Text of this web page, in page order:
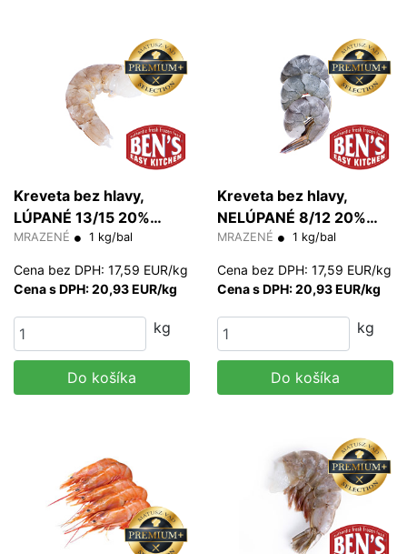
Kreveta bez hlavy,
LÚPANÉ 13/15 20%
glazúra (PD)
MRAZENÉ 1 kg/bal
Cena bez DPH: 17,59 EUR/kg
Cena s DPH: 20,93 EUR/kg
kg
Do košíka
Kreveta bez hlavy,
NELÚPANÉ 8/12 20%
glazúra (HLSO)
MRAZENÉ 1 kg/bal
Cena bez DPH: 17,59 EUR/kg
Cena s DPH: 20,93 EUR/kg
kg
Do košíka